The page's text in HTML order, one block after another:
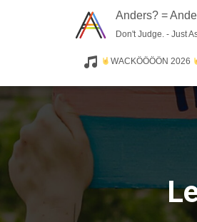
Anders? =
Don't Judge. - Just
WACKÖÖÖÖN 2026